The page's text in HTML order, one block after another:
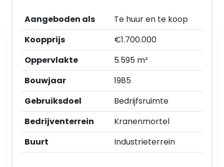
Aangeboden als
Te huur en te koop
Koopprijs
€1.700.000
Oppervlakte
5.595 m²
Bouwjaar
1985
Gebruiksdoel
Bedrijfsruimte
Bedrijventerrein
Kranenmortel
Buurt
Industrieterrein